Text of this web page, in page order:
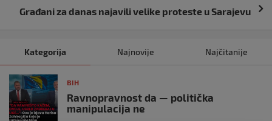
Građani za danas najavili velike proteste u Sarajevu
Kategorija Najnovije Najčitanije
BIH
Ravnopravnost da — politička
manipulacija ne